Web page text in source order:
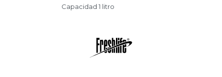
Capacidad 1 litro